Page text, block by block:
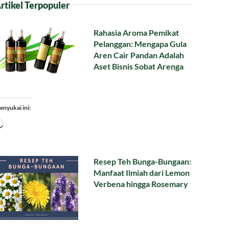
Terpopuler
Rahasia Aroma Pemikat
Pelanggan: Mengapa Gula
Aren Cair Pandan Adalah
Aset Bisnis Sobat Arenga
ini:
Memuat...
Resep Teh Bunga-Bungaan:
Manfaat Ilmiah dari Lemon
Verbena hingga Rosemary